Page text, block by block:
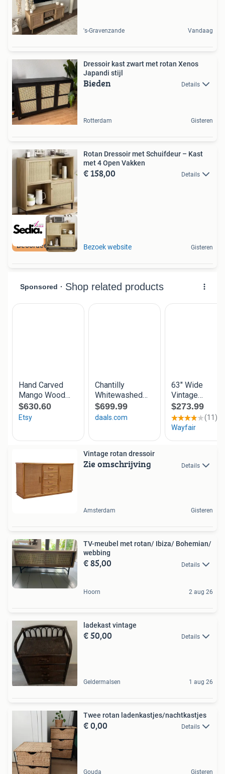
's-Gravenzande Vandaag
Dressoir kast zwart met rotan Xenos
Japandi stijl
Bieden Details
Rotterdam Gisteren
Beoordeeld met 9+
Rotan Dressoir met Schuifdeur – Kast
met 4 Open Vakken
€ 158,00 Details
Bezoek website Gisteren
Vintage rotan dressoir
Zie omschrijving Details
Amsterdam Gisteren
TV-meubel met rotan/ Ibiza/ Bohemian/
webbing
€ 85,00 Details
Hoorn 2 aug 26
ladekast vintage
€ 50,00 Details
Geldermalsen 1 aug 26
Twee rotan ladenkastjes/nachtkastjes
€ 0,00 Details
Gouda Gisteren